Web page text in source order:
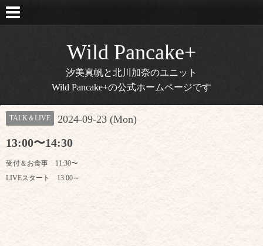
Wild Pancake+
汐美真帆と北川加奈のユニット
Wild Pancake+の公式ホームページです
TALK＆LIVE 2024-09-23 (Mon)
13:00〜14:30
受付＆お食事 11:30〜
LIVEスタート 13:00～